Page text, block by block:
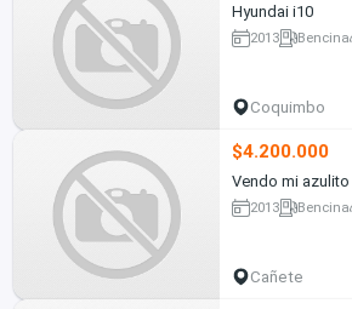
Hyundai i10
2013 Bencina
Coquimbo
$4.200.000
Vendo mi azulito
2013 Bencina
Cañete